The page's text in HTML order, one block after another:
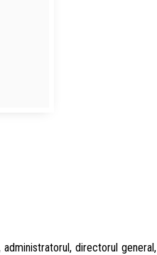
directorul general,